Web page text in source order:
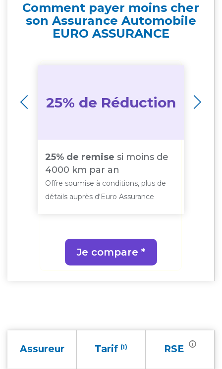
Comment payer moins cher
son Assurance Automobile
EURO ASSURANCE
25% de Réduction
25% de remise si moins de
4000 km par an
Offre soumise à conditions, plus de
détails auprès d'Euro Assurance
Je compare *
Assureur Tarif (1) RSE i